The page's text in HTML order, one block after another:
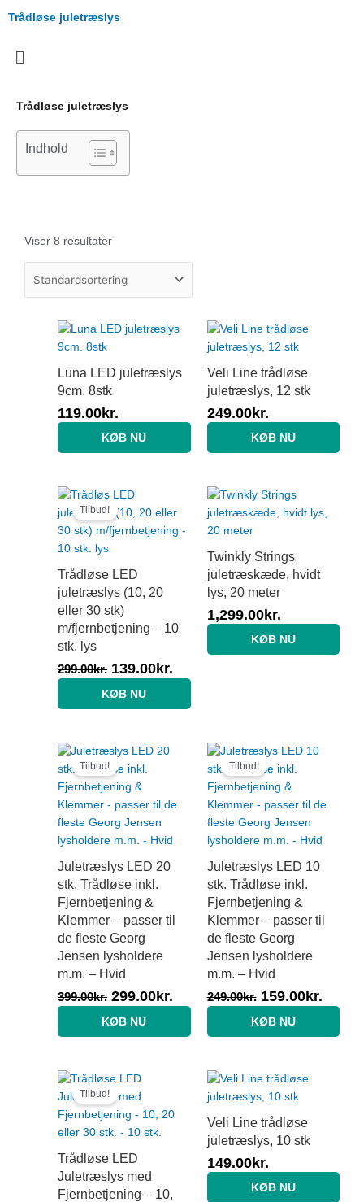
Trådløse juletræslys
Menu
Trådløse juletræslys
Indhold
Viser 8 resultater
Luna LED juletræslys
9cm. 8stk
119.00kr.
KØB NU
Veli Line trådløse
juletræslys, 12 stk
249.00kr.
KØB NU
Tilbud!
Trådløse LED
juletræslys (10, 20
eller 30 stk)
m/fjernbetjening – 10
stk. lys
299.00kr.
Original
price
was:
139.00kr.
Current
price
is:
139.00kr..
KØB NU
Twinkly Strings
juletræskæde, hvidt
lys, 20 meter
1,299.00kr.
KØB NU
Tilbud!
Juletræslys LED 20
stk. Trådløse inkl.
Fjernbetjening &
Klemmer – passer til
de fleste Georg
Jensen lysholdere
m.m. – Hvid
399.00kr.
Original
price
was:
399.00kr..
299.00kr.
Current
price
299.00kr..
KØB NU
Tilbud!
Juletræslys LED 10
stk. Trådløse inkl.
Fjernbetjening &
Klemmer – passer til
de fleste Georg
Jensen lysholdere
m.m. – Hvid
249.00kr.
Original
price
was:
249.00kr..
159.00kr.
KØB NU
Tilbud!
Trådløse LED
Juletræslys med
Fjernbetjening – 10,
Original
price
was:
299.00kr..
Current
is:
189.00kr..
Veli Line trådløse
juletræslys, 10 stk
149.00kr.
KØB NU